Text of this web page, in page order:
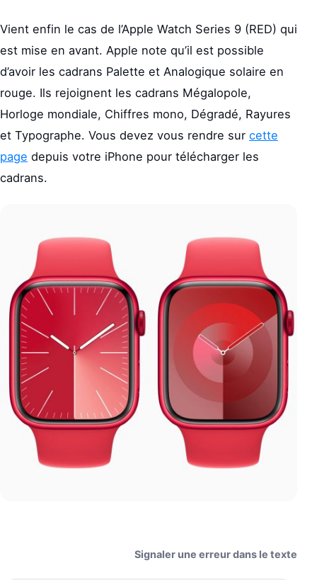
Vient enfin le cas de l’Apple Watch Series 9 (RED) qui
est mise en avant. Apple note qu’il est possible
d’avoir les cadrans Palette et Analogique solaire en
rouge. Ils rejoignent les cadrans Mégalopole,
Horloge mondiale, Chiffres mono, Dégradé, Rayures
et Typographe. Vous devez vous rendre sur cette
page depuis votre iPhone pour télécharger les
cadrans.
Signaler une erreur dans le texte